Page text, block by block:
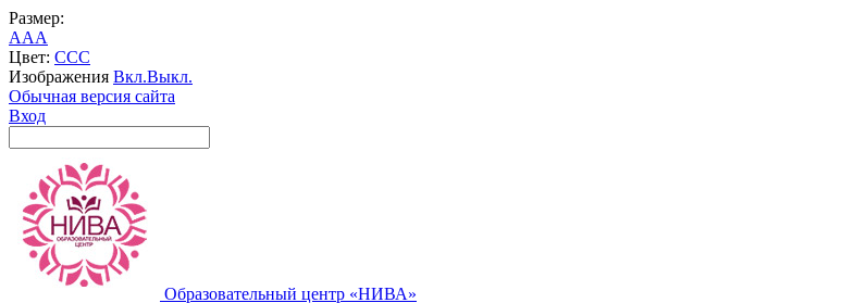
Размер:
AAA
Цвет: CCC
Изображения Вкл.Выкл.
Обычная версия сайта
Вход
Образовательный центр «НИВА»